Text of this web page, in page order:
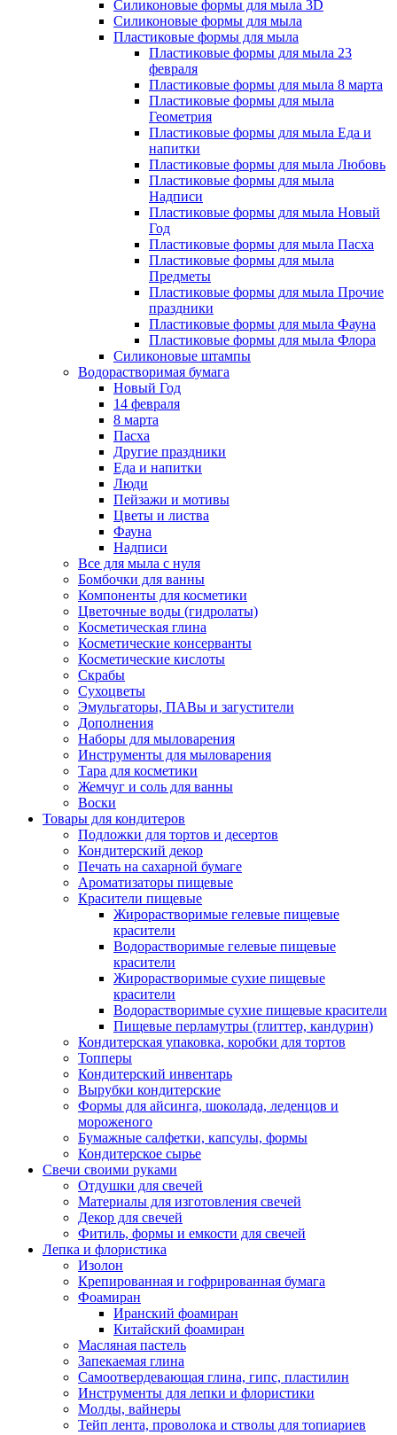
Силиконовые формы для мыла 3D
Силиконовые формы для мыла
Пластиковые формы для мыла
Пластиковые формы для мыла 23
февраля
Пластиковые формы для мыла 8 марта
Пластиковые формы для мыла
Геометрия
Пластиковые формы для мыла Еда и
напитки
Пластиковые формы для мыла Любовь
Пластиковые формы для мыла
Надписи
Пластиковые формы для мыла Новый
Год
Пластиковые формы для мыла Пасха
Пластиковые формы для мыла
Предметы
Пластиковые формы для мыла Прочие
праздники
Пластиковые формы для мыла Фауна
Пластиковые формы для мыла Флора
Силиконовые штампы
Водорастворимая бумага
Новый Год
14 февраля
8 марта
Пасха
Другие праздники
Еда и напитки
Люди
Пейзажи и мотивы
Цветы и листва
Фауна
Надписи
Все для мыла с нуля
Бомбочки для ванны
Компоненты для косметики
Цветочные воды (гидролаты)
Косметическая глина
Косметические консерванты
Косметические кислоты
Скрабы
Сухоцветы
Эмульгаторы, ПАВы и загустители
Дополнения
Наборы для мыловарения
Инструменты для мыловарения
Тара для косметики
Жемчуг и соль для ванны
Воски
Товары для кондитеров
Подложки для тортов и десертов
Кондитерский декор
Печать на сахарной бумаге
Ароматизаторы пищевые
Красители пищевые
Жирорастворимые гелевые пищевые
красители
Водорастворимые гелевые пищевые
красители
Жирорастворимые сухие пищевые
красители
Водорастворимые сухие пищевые красители
Пищевые перламутры (глиттер, кандурин)
Кондитерская упаковка, коробки для тортов
Топперы
Кондитерский инвентарь
Вырубки кондитерские
Формы для айсинга, шоколада, леденцов и
мороженого
Бумажные салфетки, капсулы, формы
Кондитерское сырье
Свечи своими руками
Отдушки для свечей
Материалы для изготовления свечей
Декор для свечей
Фитиль, формы и емкости для свечей
Лепка и флористика
Изолон
Крепированная и гофрированная бумага
Фоамиран
Иранский фоамиран
Китайский фоамиран
Масляная пастель
Запекаемая глина
Самоотвердевающая глина, гипс, пластилин
Инструменты для лепки и флористики
Молды, вайнеры
Тейп лента, проволока и стволы для топиариев